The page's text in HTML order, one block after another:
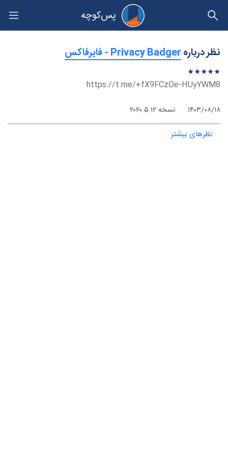
پس‌کوچه
حریم خصوصی
نظر درباره‫Privacy Badger - فایرفاکس
★★★★★
★
★
★
★
★
https://t.me/+fX9FCzOe-HUyYWM8
۱۴۰۳/۰۸/۱۸ نسخه ۲۰۲۰.۵.۱۲
نظرهای بیشتر